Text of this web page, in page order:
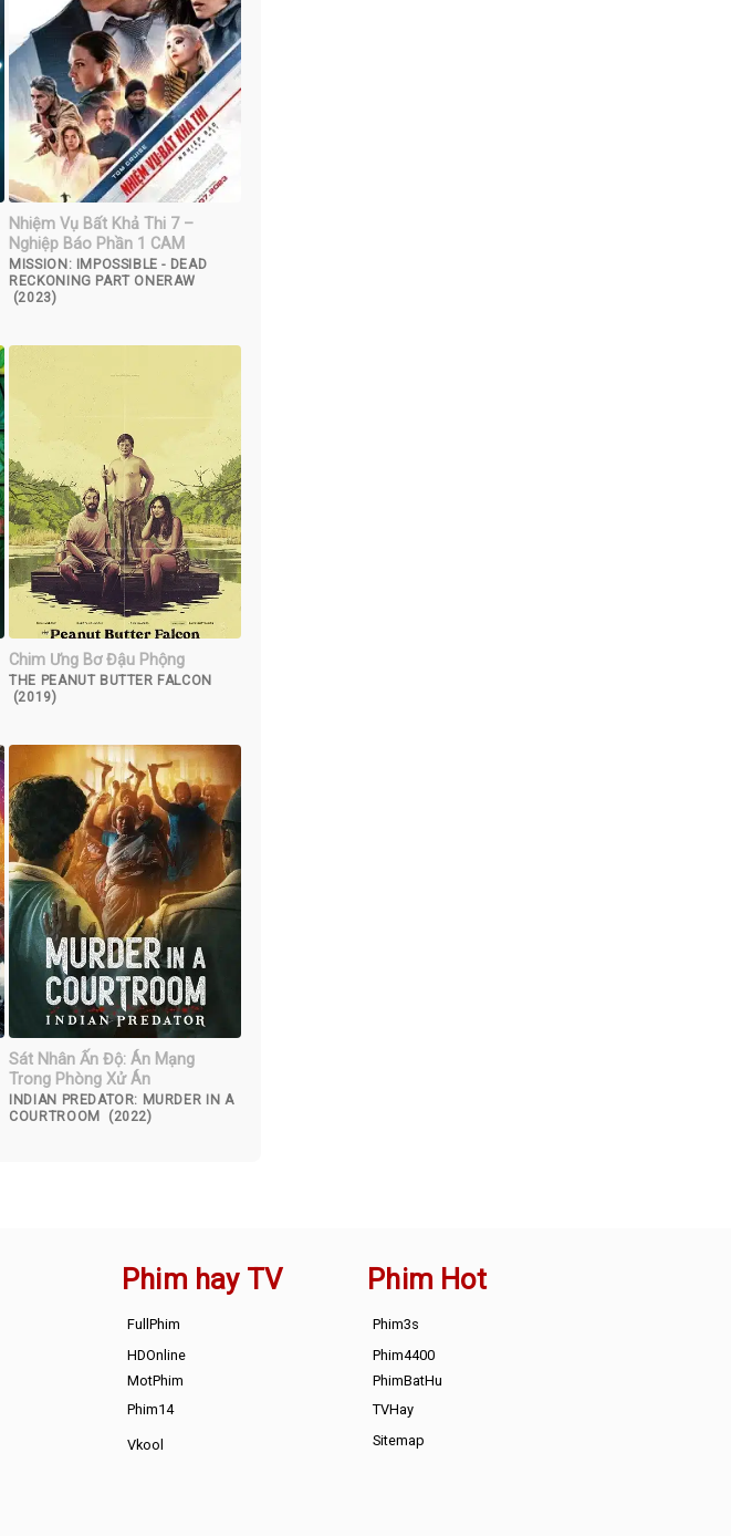
Nhiệm Vụ Bất Khả Thi 7 –
Nghiệp Báo Phần 1 CAM
MISSION: IMPOSSIBLE - DEAD
RECKONING PART ONERAW
(2023)
Chim Ưng Bơ Đậu Phộng
THE PEANUT BUTTER FALCON
(2019)
Sát Nhân Ấn Độ: Án Mạng
Trong Phòng Xử Án
INDIAN PREDATOR: MURDER IN A
COURTROOM (2022)
Phim hay TV
FullPhim
HDOnline
MotPhim
Phim14
Vkool
Phim Hot
Phim3s
Phim4400
PhimBatHu
TVHay
Sitemap